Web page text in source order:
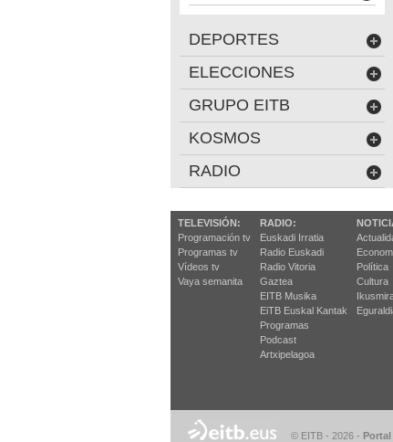
DEPORTES
ELECCIONES
GRUPO EITB
KOSMOS
RADIO
TELEVISIÓN:
Programación tv
Programas tv
Vídeos tv
Vaya semanita
RADIO:
Euskadi Irratia
Radio Euskadi
Radio Vitoria
Gaztea
EITB Musika
EiTB Euskal Kantak
Programas
Podcast
Artxipelagoa
Política
Cultura
© EITB - 2026 -